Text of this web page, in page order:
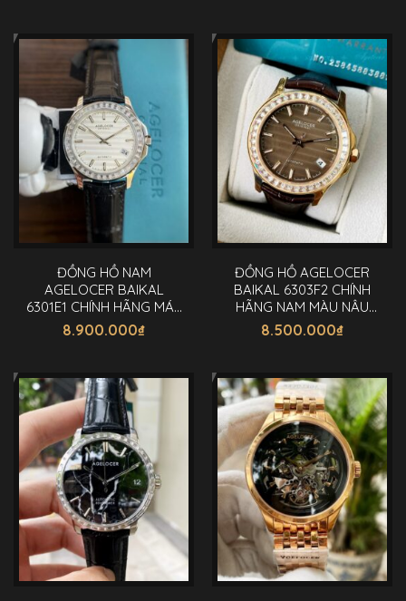
ĐỒNG HỒ NAM
AGELOCER BAIKAL
6301E1 CHÍNH HÃNG MÁY
CƠ 40MM
8.900.000₫
ĐỒNG HỒ AGELOCER
BAIKAL 6303F2 CHÍNH
HÃNG NAM MÀU NÂU
40MM
8.500.000₫